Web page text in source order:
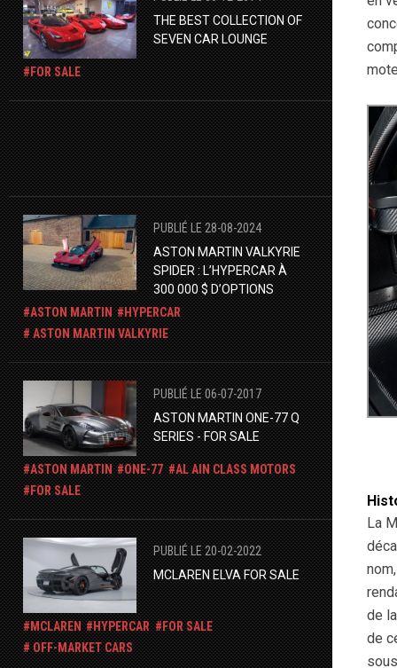
THE BEST COLLECTION OF
SEVEN CAR LOUNGE
FOR SALE
PUBLIÉ LE 28-08-2024
ASTON MARTIN VALKYRIE
SPIDER : L’HYPERCAR À
300 000 $ D’OPTIONS
ASTON MARTIN
HYPERCAR
ASTON MARTIN VALKYRIE
PUBLIÉ LE 06-07-2017
ASTON MARTIN ONE-77 Q
SERIES - FOR SALE
ASTON MARTIN ONE-77
AL AIN CLASS MOTORS
FOR SALE
PUBLIÉ LE 20-02-2022
MCLAREN ELVA FOR SALE
MCLAREN HYPERCAR
FOR SALE
OFF-MARKET CARS
La
de
de